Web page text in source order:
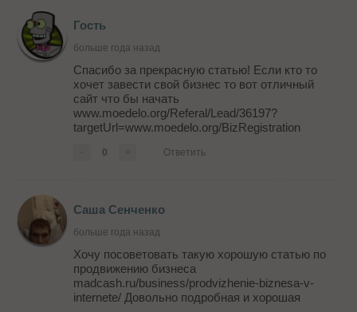
Гость
больше года назад
Спасибо за прекрасную статью! Если кто то
хочет завести свой бизнес то вот отличный
сайт что бы начать
www.moedelo.org/Referal/Lead/36197?
targetUrl=www.moedelo.org/BizRegistration
0 Ответить
Саша Сенченко
больше года назад
Хочу посоветовать такую хорошую статью по
продвижению бизнеса
madcash.ru/business/prodvizhenie-biznesa-v-
internete/ Довольно подробная и хорошая